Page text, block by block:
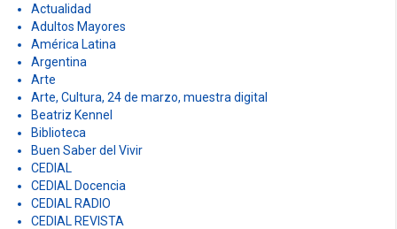
Actualidad
Adultos Mayores
América Latina
Argentina
Arte
Arte, Cultura, 24 de marzo, muestra digital
Beatriz Kennel
Biblioteca
Buen Saber del Vivir
CEDIAL
CEDIAL Docencia
CEDIAL RADIO
CEDIAL REVISTA